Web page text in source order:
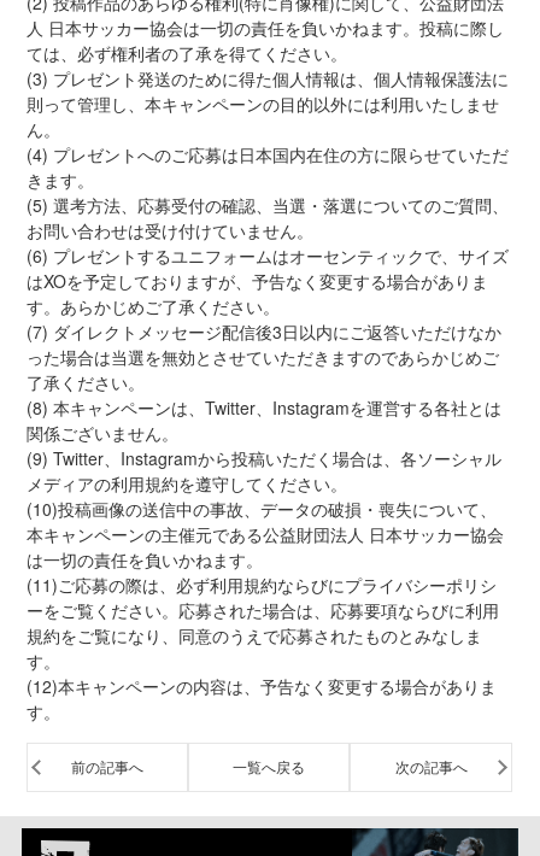
人 日本サッカー協会は一切の責任を負いかねます。投稿に際し
ては、必ず権利者の了承を得てください。
(3) プレゼント発送のために得た個人情報は、個人情報保護法に
則って管理し、本キャンペーンの目的以外には利用いたしませ
ん。
(4) プレゼントへのご応募は日本国内在住の方に限らせていただ
きます。
(5) 選考方法、応募受付の確認、当選・落選についてのご質問、
お問い合わせは受け付けていません。
(6) プレゼントするユニフォームはオーセンティックで、サイズ
はXOを予定しておりますが、予告なく変更する場合がありま
す。あらかじめご了承ください。
(7) ダイレクトメッセージ配信後3日以内にご返答いただけなか
った場合は当選を無効とさせていただきますのであらかじめご
了承ください。
(8) 本キャンペーンは、Twitter、Instagramを運営する各社とは
関係ございません。
(9) Twitter、Instagramから投稿いただく場合は、各ソーシャル
メディアの利用規約を遵守してください。
(10)投稿画像の送信中の事故、データの破損・喪失について、
本キャンペーンの主催元である公益財団法人 日本サッカー協会
は一切の責任を負いかねます。
(11)ご応募の際は、必ず利用規約ならびにプライバシーポリシ
ーをご覧ください。応募された場合は、応募要項ならびに利用
規約をご覧になり、同意のうえで応募されたものとみなしま
す。
(12)本キャンペーンの内容は、予告なく変更する場合がありま
す。
前の記事へ 一覧へ戻る 次の記事へ